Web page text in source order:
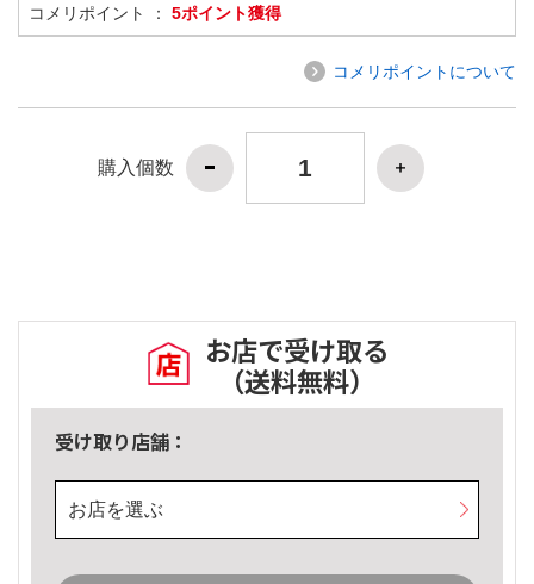
コメリポイント ： 5ポイント獲得
コメリポイントについて
購入個数
お店で受け取る
（送料無料）
受け取り店舗：
お店を選ぶ